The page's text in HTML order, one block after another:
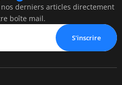
derniers articles directement
boîte mail.
S'inscrire